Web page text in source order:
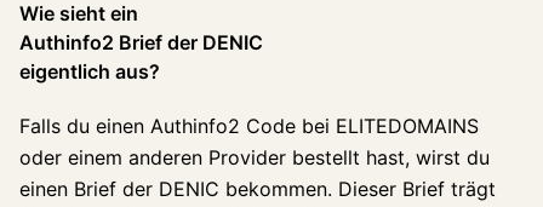
Wie sieht ein
Authinfo2 Brief der DENIC
eigentlich aus?
Falls du einen Authinfo2 Code bei ELITEDOMAINS
oder einem anderen Provider bestellt hast, wirst du
einen Brief der DENIC bekommen. Dieser Brief trägt